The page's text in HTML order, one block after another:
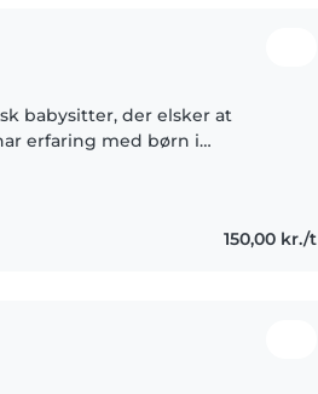
babysitter, der elsker at
erfaring med børn i
komfortabel..
150,00 kr./t